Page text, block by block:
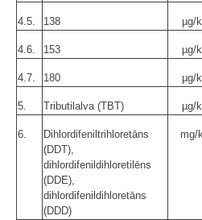
4.5. 138 µg/
4.6. 153 µg/
4.7. 180 µg/
5. Tributilalva (TBT) µg/
6.
Dihlordifeniltrihloretāns
(DDT),
dihlordifenildihloretilēns
(DDE),
dihlordifenildihloretāns
(DDD)
mg/